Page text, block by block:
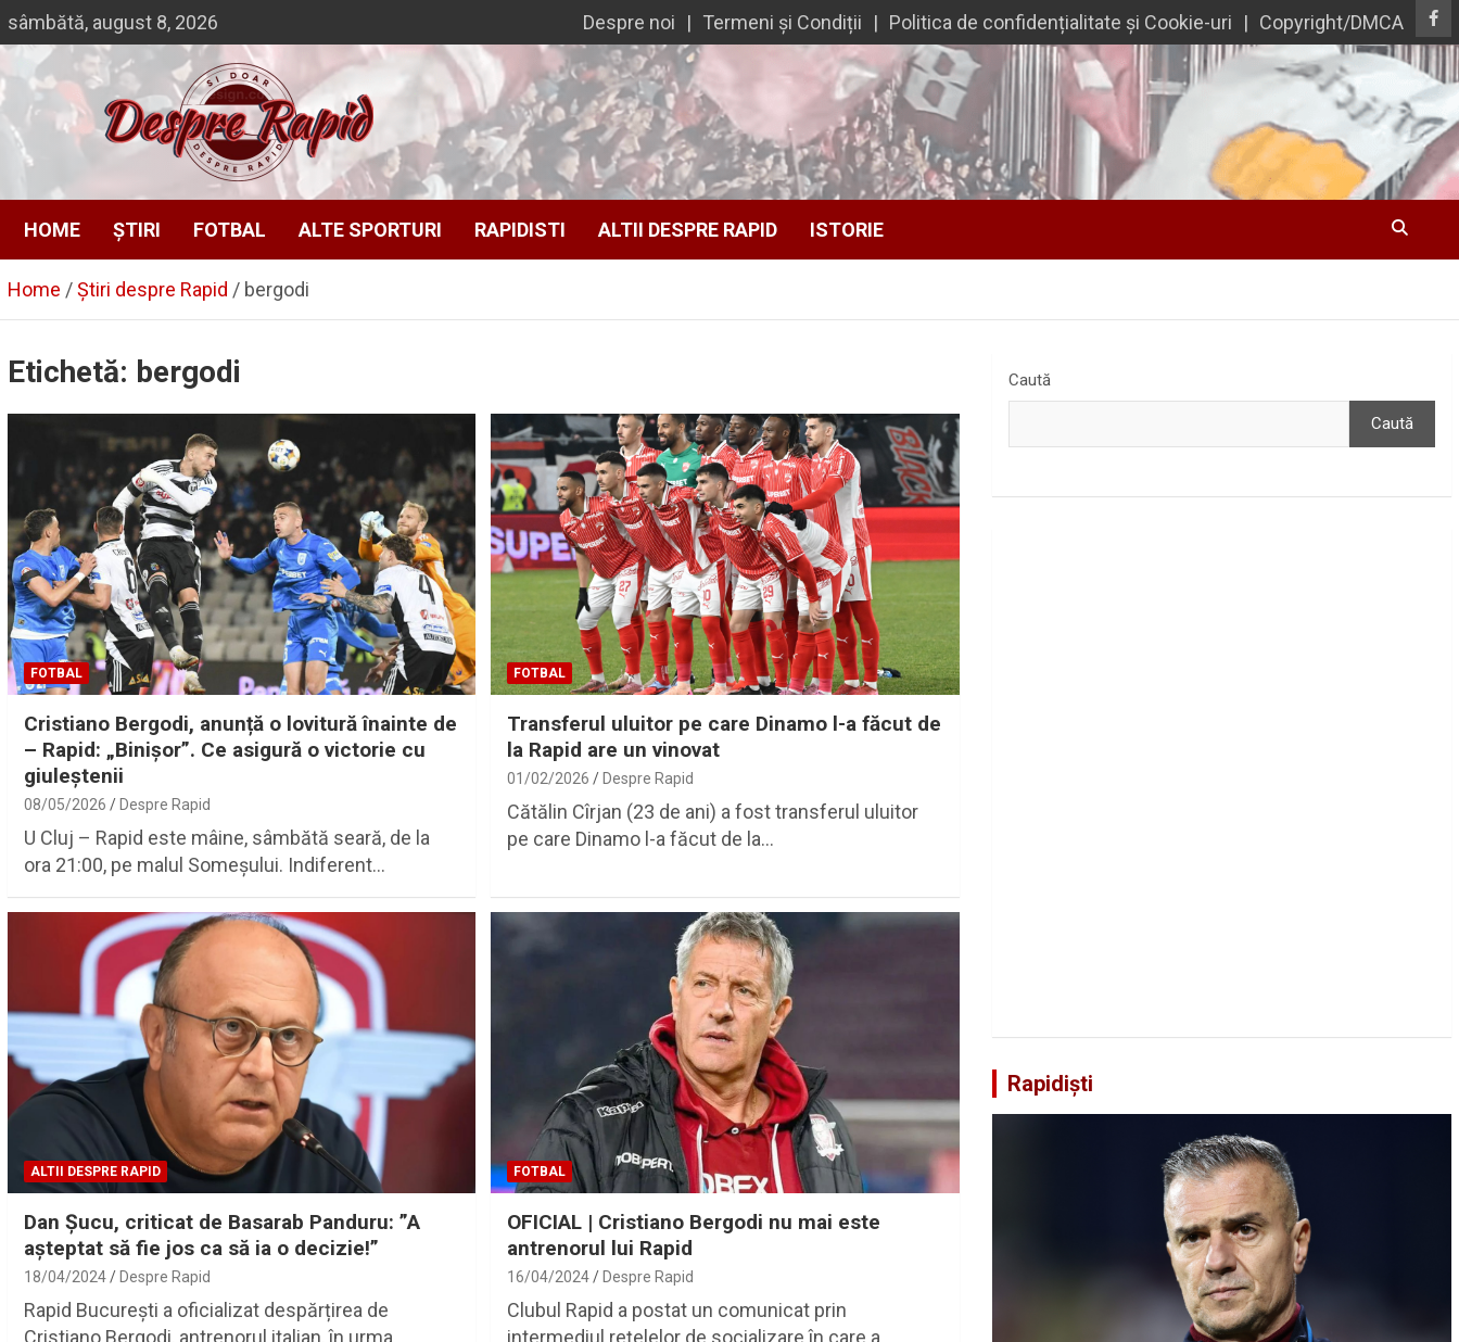
Skip
to
content
sâmbătă, august 8, 2026 Despre noi Termeni și Condiții Politica de confidențialitate și Cookie-uri Copyright/DMCA
Despre Rapid
Si doar … despre Rapid
HOME ȘTIRI FOTBAL ALTE SPORTURI RAPIDISTI ALTII DESPRE RAPID ISTORIE
Home Știri despre Rapid bergodi
Etichetă: bergodi
FOTBAL
Cristiano Bergodi, anunță o lovitură înainte de
– Rapid: „Binișor”. Ce asigură o victorie cu
giuleștenii
08/05/2026 Despre Rapid
U Cluj – Rapid este mâine, sâmbătă seară, de la
ora 21:00, pe malul Someșului. Indiferent…
FOTBAL
Transferul uluitor pe care Dinamo l-a făcut de
la Rapid are un vinovat
01/02/2026 Despre Rapid
Cătălin Cîrjan (23 de ani) a fost transferul uluitor
pe care Dinamo l-a făcut de la…
ALTII DESPRE RAPID
Dan Şucu, criticat de Basarab Panduru: ”A
aşteptat să fie jos ca să ia o decizie!”
18/04/2024 Despre Rapid
Rapid București a oficializat despărțirea de
Cristiano Bergodi, antrenorul italian, în urma
FOTBAL
OFICIAL | Cristiano Bergodi nu mai este
antrenorul lui Rapid
16/04/2024 Despre Rapid
Clubul Rapid a postat un comunicat prin
intermediul rețelelor de socializare în care a
Caută
Caută
Rapidiști